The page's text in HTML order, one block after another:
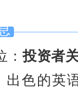
：投资者
出色的英